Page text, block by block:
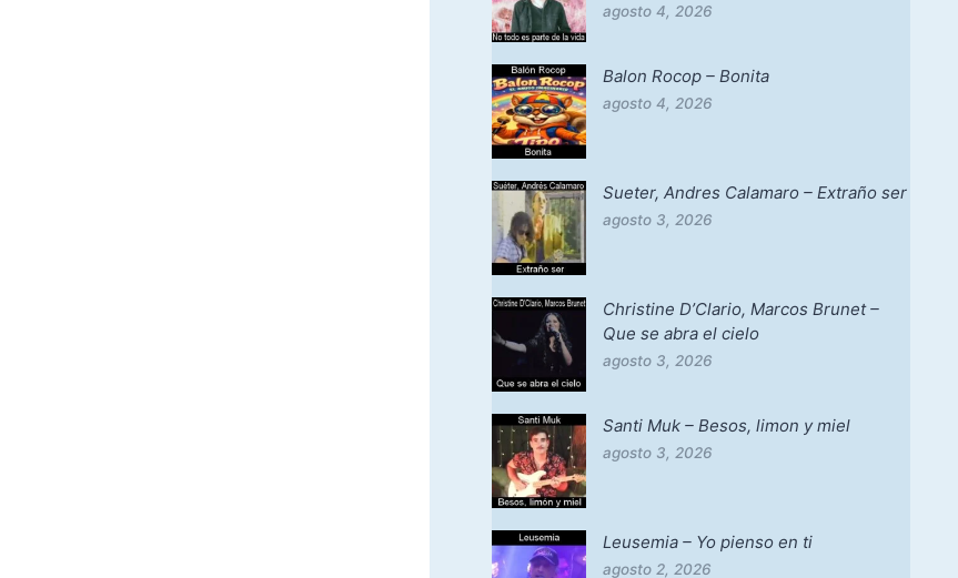
agosto 4, 2026
Balon Rocop – Bonita
agosto 4, 2026
Sueter, Andres Calamaro – Extraño ser
agosto 3, 2026
Christine D’Clario, Marcos Brunet –
Que se abra el cielo
agosto 3, 2026
Santi Muk – Besos, limon y miel
agosto 3, 2026
Leusemia – Yo pienso en ti
agosto 2, 2026